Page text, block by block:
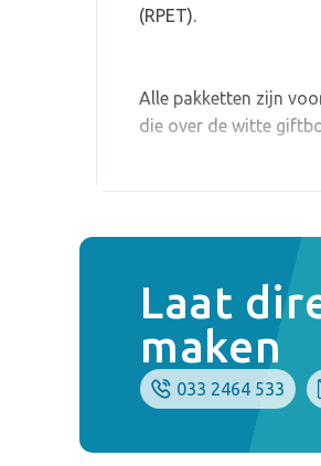
(RPET).
Alle pakketten zijn
die over de witte
Laat
maken
033 2464 533